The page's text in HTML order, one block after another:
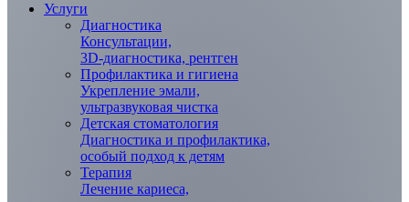
Услуги
Диагностика
Консультации,
3D-диагностика, рентген
Профилактика и гигиена
Укрепление эмали,
ультразвуковая чистка
Детская стоматология
Диагностика и профилактика,
особый подход к детям
Терапия
Лечение кариеса,